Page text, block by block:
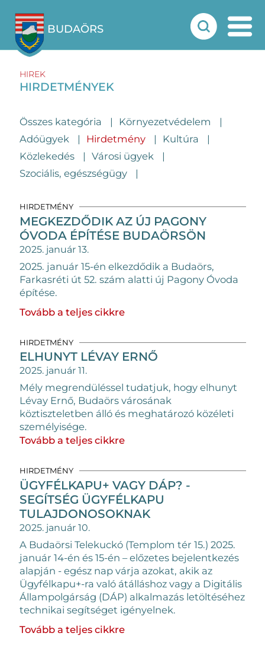
BUDAÖRS
HIREK
HIRDETMÉNYEK
Összes kategória
Környezetvédelem
Adóügyek
Hirdetmény
Kultúra
Közlekedés
Városi ügyek
Szociális, egészségügy
HIRDETMÉNY
MEGKEZDŐDIK AZ ÚJ PAGONY
ÓVODA ÉPÍTÉSE BUDAÖRSÖN
2025. január 13.
2025. január 15-én elkezdődik a Budaörs,
Farkasréti út 52. szám alatti új Pagony Óvoda
építése.
Tovább a teljes cikkre
HIRDETMÉNY
ELHUNYT LÉVAY ERNŐ
2025. január 11.
Mély megrendüléssel tudatjuk, hogy elhunyt
Lévay Ernő, Budaörs városának
köztiszteletben álló és meghatározó közéleti
személyisége.
Tovább a teljes cikkre
HIRDETMÉNY
ÜGYFÉLKAPU+ VAGY DÁP? -
SEGÍTSÉG ÜGYFÉLKAPU
TULAJDONOSOKNAK
2025. január 10.
A Budaörsi Telekuckó (Templom tér 15.) 2025.
január 14-én és 15-én – előzetes bejelentkezés
alapján - egész nap várja azokat, akik az
Ügyfélkapu+-ra való átálláshoz vagy a Digitális
Állampolgárság (DÁP) alkalmazás letöltéséhez
technikai segítséget igényelnek.
Tovább a teljes cikkre